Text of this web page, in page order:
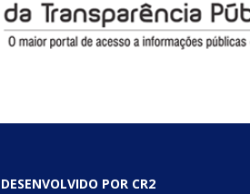
DESENVOLVIDO POR CR2